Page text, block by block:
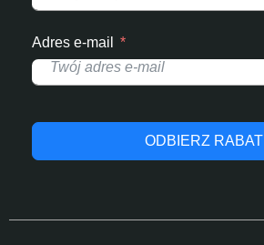
Adres e-mail
ODBIERZ RABAT